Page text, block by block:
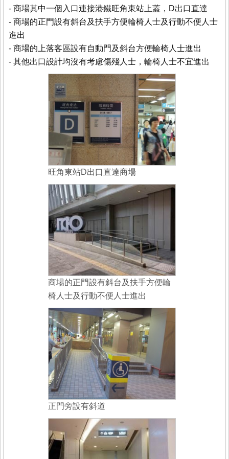
- 商場其中一個入口連接港鐵旺角東站上蓋，D出口直達
- 商場的正門設有斜台及扶手方便輪椅人士及行動不便人士
進出
- 商場的上落客區設有自動門及斜台方便輪椅人士進出
- 其他出口設計均沒有考慮傷殘人士，輪椅人士不宜進出
旺角東站D出口直達商場
商場的正門設有斜台及扶手方便輪
椅人士及行動不便人士進出
正門旁設有斜道